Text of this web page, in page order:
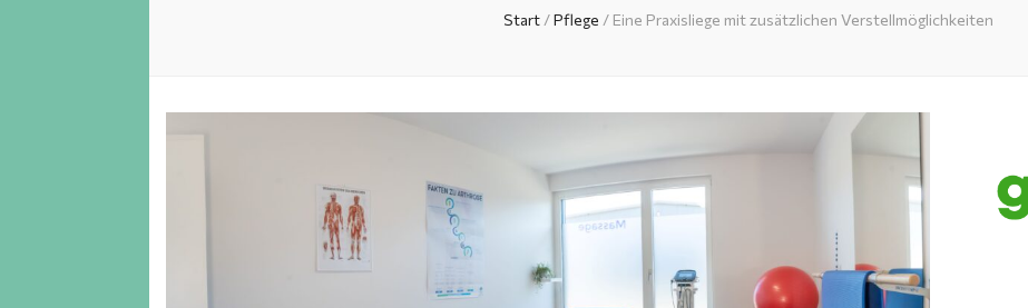
Start /Pflege / Eine Praxisliege mit zusätzlichen Verstellmöglichkeiten